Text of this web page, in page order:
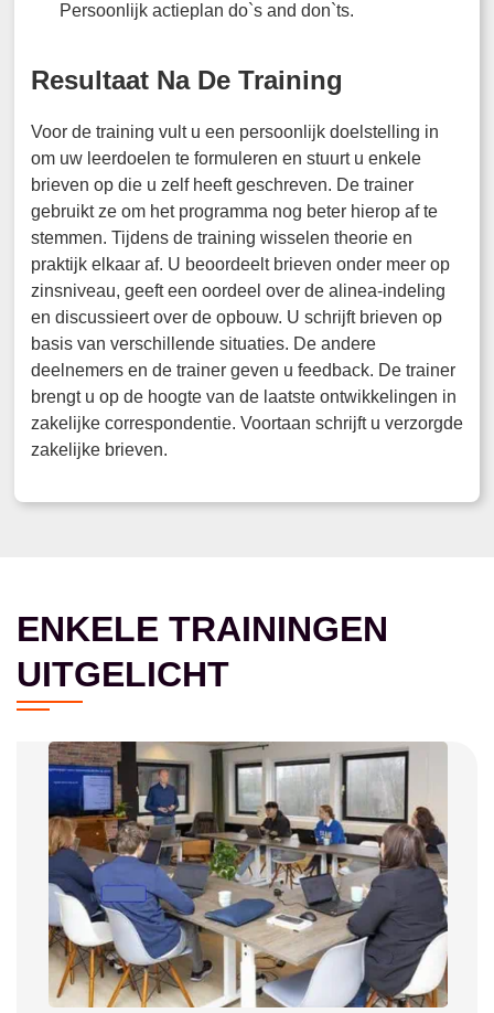
Persoonlijk actieplan do`s and don`ts.
Resultaat Na De Training
Voor de training vult u een persoonlijk doelstelling in
om uw leerdoelen te formuleren en stuurt u enkele
brieven op die u zelf heeft geschreven. De trainer
gebruikt ze om het programma nog beter hierop af te
stemmen. Tijdens de training wisselen theorie en
praktijk elkaar af. U beoordeelt brieven onder meer op
zinsniveau, geeft een oordeel over de alinea-indeling
en discussieert over de opbouw. U schrijft brieven op
basis van verschillende situaties. De andere
deelnemers en de trainer geven u feedback. De trainer
brengt u op de hoogte van de laatste ontwikkelingen in
zakelijke correspondentie. Voortaan schrijft u verzorgde
zakelijke brieven.
ENKELE TRAININGEN
UITGELICHT